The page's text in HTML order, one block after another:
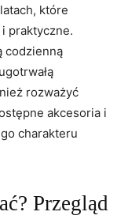
które
praktyczne.
codzienną
rozważyć
akcesoria i
charakteru
Przegląd